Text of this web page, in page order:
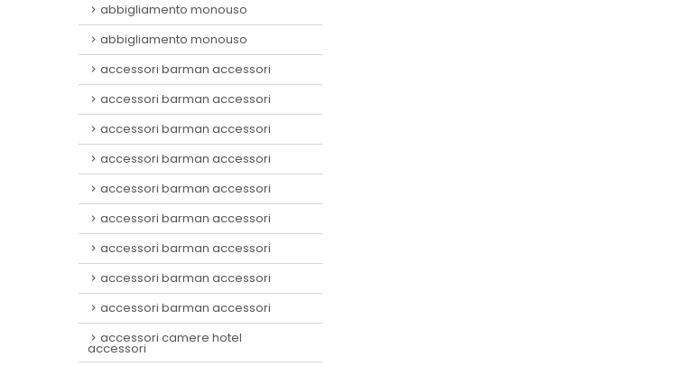
abbigliamento monouso
abbigliamento monouso
accessori barman accessori
accessori barman accessori
accessori barman accessori
accessori barman accessori
accessori barman accessori
accessori barman accessori
accessori barman accessori
accessori barman accessori
accessori barman accessori
accessori camere hotel
accessori